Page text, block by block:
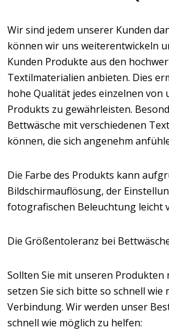
Wir sind jedem unserer Kunden
können wir uns weiterentwickeln
Kunden Produkte aus den
Textilmaterialien anbieten. Dies
hohe Qualität jedes einzelnen von
Produkts zu gewährleisten.
Bettwäsche mit verschiedenen
können, die sich angenehm
Die Farbe des Produkts kann
Bildschirmauflösung, der
fotografischen Beleuchtung leicht
Die Größentoleranz bei
Sollten Sie mit unseren Produkten
setzen Sie sich bitte so schnell wie
Verbindung. Wir werden unser
schnell wie möglich zu helfen: